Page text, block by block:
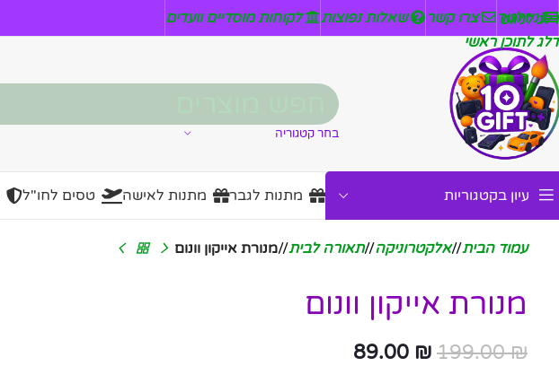
דלג לניווט
דלג לתוכן ראשי
ניזלטר צרו קשר שאלות נפוצות לקוחות מוסדיים וועדים
בחר קטגוריה
עיון בקטגוריות מתנות לגבר מתנות לאישה טסים לחו"ל
עמוד הבית/ אלקטרוניקה/ תאורה לבית/ מנורת אייקון וונום
מנורת אייקון וונום
199.00₪
89.00 ₪